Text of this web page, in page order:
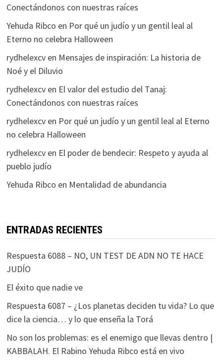
Conectándonos con nuestras raíces
Yehuda Ribco en Por qué un judío y un gentil leal al
Eterno no celebra Halloween
rydhelexcven Mensajes de inspiración: La historia de
Noé y el Diluvio
rydhelexcven El valor del estudio del Tanaj:
Conectándonos con nuestras raíces
rydhelexcven Por qué un judío y un gentil leal al Eterno
no celebra Halloween
rydhelexcven El poder de bendecir: Respeto y ayuda al
pueblo judío
Yehuda Ribco en Mentalidad de abundancia
ENTRADAS RECIENTES
Respuesta 6088 – NO, UN TEST DE ADN NO TE HACE
JUDÍO
El éxito que nadie ve
Respuesta 6087 – ¿Los planetas deciden tu vida? Lo que
dice la ciencia… y lo que enseña la Torá
No son los problemas: es el enemigo que llevas dentro |
KABBALAH. El Rabino Yehuda Ribco está en vivo